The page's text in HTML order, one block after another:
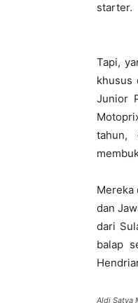
starter.
Tapi,
khusus
Junior
tahun,
Mereka
dan
dari
balap
Aldi Satya